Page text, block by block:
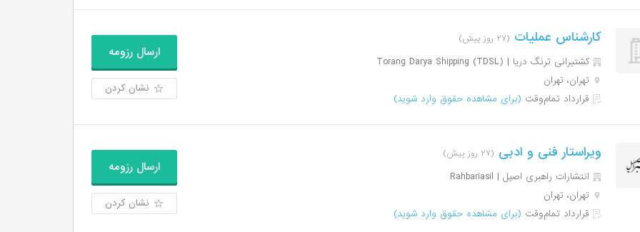
کارشناس عملیات (۲۷ روز پیش)
کشتیرانی ترنگ دریا | Torang Darya Shipping (TDSL)
تهران، تهران
قرارداد تمام‌وقت (برای مشاهده حقوق وارد شوید)
ارسال رزومه
نشان کردن
ویراستار فنی و ادبی (۲۷ روز پیش)
انتشارات راهبری اصیل | Rahbariasil
تهران، تهران
قرارداد تمام‌وقت (برای مشاهده حقوق وارد شوید)
ارسال رزومه
نشان کردن